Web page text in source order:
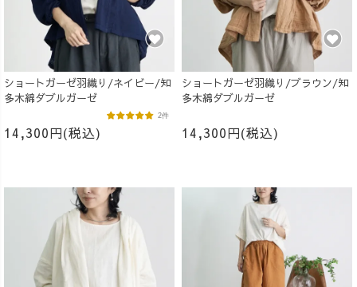
ショートガーゼ羽織り/ネイビー/知
多木綿ダブルガーゼ
14,300円(税込)
2件
ショートガーゼ羽織り/ブラウン/知
多木綿ダブルガーゼ
14,300円(税込)